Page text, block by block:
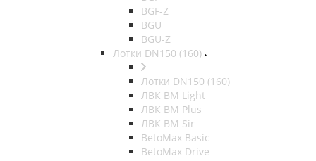
BGF-Z
BGU
BGU-Z
Лотки DN150 (160)
Лотки DN150 (160)
ЛВК ВМ Light
ЛВК ВМ Plus
ЛВК ВМ Sir
BetoMax Basic
BetoMax Drive